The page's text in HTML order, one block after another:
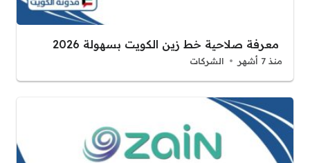
معرفة صلاحية خط زين الكويت بسهولة 2026
منذ 7 أشهر الشركات